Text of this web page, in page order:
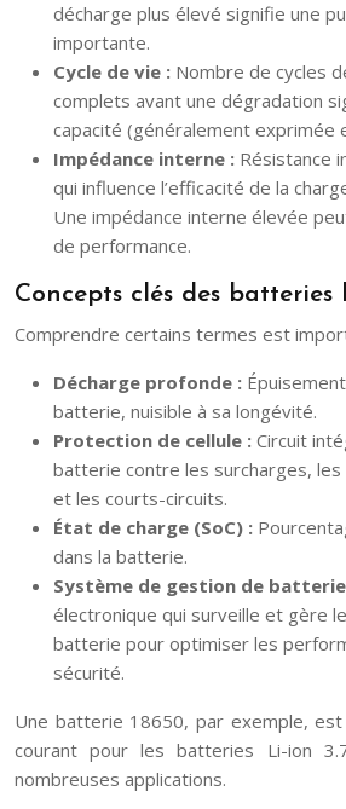
décharge plus élevé signifie une
importante.
Cycle de vie : Nombre de cycles
complets avant une dégradation
capacité (généralement exprimée
Impédance interne : Résistance
qui influence l’efficacité de la
Une impédance interne élevée
de performance.
Concepts clés des batteries
Comprendre certains termes est
Décharge profonde :
batterie, nuisible à sa longévité.
Protection de cellule : Circuit
batterie contre les surcharges,
et les courts-circuits.
État de charge (SoC) :
dans la batterie.
Système de gestion de batterie
électronique qui surveille et gère
batterie pour optimiser les
sécurité.
Une batterie 18650, par exemple,
courant pour les batteries Li-ion
nombreuses applications.